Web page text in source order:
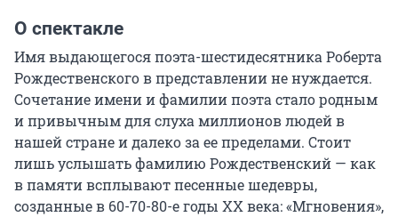
О спектакле
Имя выдающегося поэта-шестидесятника Роберта
Рождественского в представлении не нуждается.
Сочетание имени и фамилии поэта стало родным
и привычным для слуха миллионов людей в
нашей стране и далеко за ее пределами. Стоит
лишь услышать фамилию Рождественский — как
в памяти всплывают песенные шедевры,
созданные в 60-70-80-е годы XX века: «Мгновения»,